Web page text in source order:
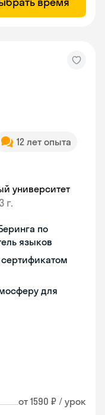
12 лет опыта
университет
г.
по
языков
для
от 1590 ₽ / урок